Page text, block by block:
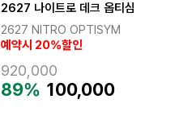
2627 나이트로 데크 옵티심
2627 NITRO OPTISYM
예약시 20%할인
920,000
89% 100,000